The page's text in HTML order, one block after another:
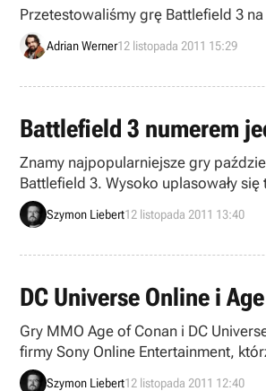
Przetestowaliśmy grę Battlefield 3
Adrian Werner12 listopada 2011 15:29
Battlefield 3 numerem
Znamy najpopularniejsze gry
Battlefield 3. Wysoko uplasowały się
Szymon Liebert12 listopada 2011 13:40
DC Universe Online i
Gry MMO Age of Conan i DC
firmy Sony Online Entertainment,
Szymon Liebert12 listopada 2011 12:40